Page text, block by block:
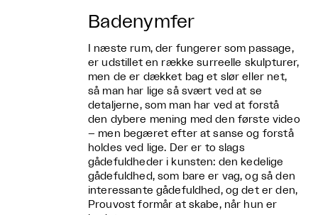
Badenymfer
I næste rum, der fungerer som passage,
er udstillet en række surreelle skulpturer,
men de er dækket bag et slør eller net,
så man har lige så svært ved at se
detaljerne, som man har ved at forstå
den dybere mening med den første video
– men begæret efter at sanse og forstå
holdes ved lige. Der er to slags
gådefuldheder i kunsten: den kedelige
gådefuldhed, som bare er vag, og så den
interessante gådefuldhed, og det er den,
Prouvost formår at skabe, når hun er